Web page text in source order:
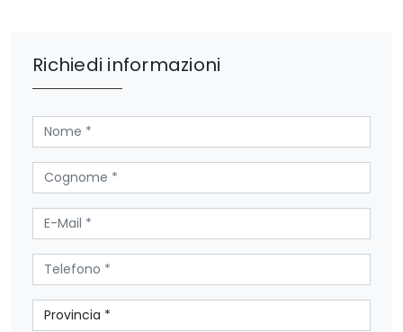
Richiedi informazioni